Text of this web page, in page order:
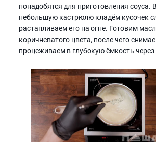
понадобятся для приготовления соуса.
небольшую кастрюлю кладём кусочек
растапливаем его на огне. Готовим
коричневатого цвета, после чего
процеживаем в глубокую ёмкость